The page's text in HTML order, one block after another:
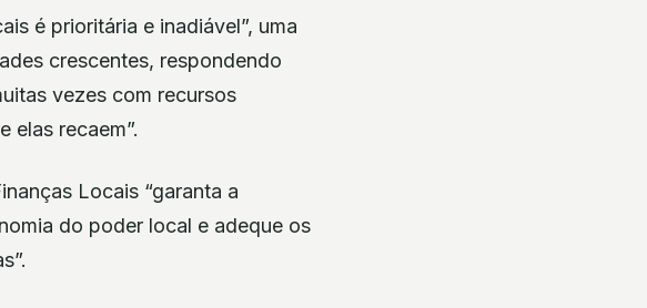
é prioritária e inadiável”, uma
crescentes, respondendo
vezes com recursos
elas recaem”.
Locais “garanta a
do poder local e adeque os